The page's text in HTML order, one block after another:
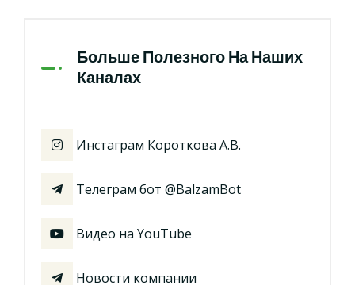
Больше Полезного На Наших
Каналах
Инстаграм Короткова А.В.
Телеграм бот @BalzamBot
Видео на YouTube
Новости компании